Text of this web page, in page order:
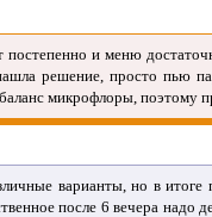
и меню
решение, просто пью
микрофлоры, поэтому
варианты, но в
после 6 вечера